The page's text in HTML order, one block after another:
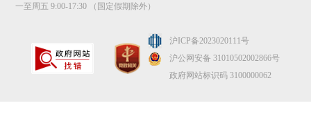
一至周五 9:00-17:30 （国定假期除外）
沪ICP备2023020111号
沪公网安备 31010502002866号
政府网站标识码 3100000062